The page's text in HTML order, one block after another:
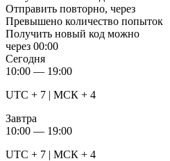
Отправить повторно, через
Превышено количество попыток
Получить новый код можно
через 00:00
Сегодня
10:00 — 19:00
UTC + 7 | МСК + 4
Завтра
10:00 — 19:00
UTC + 7 | МСК + 4